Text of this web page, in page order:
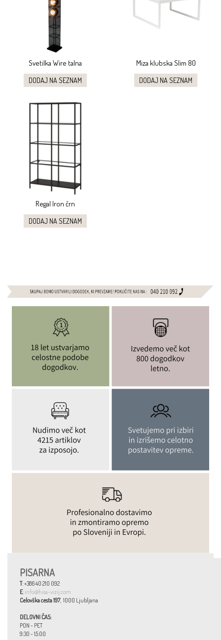
Svetilka Wire talna
DODAJ NA SEZNAM
Miza klubska Slim 80
DODAJ NA SEZNAM
Regal Iron črn
DODAJ NA SEZNAM
PISARNA
T: +386 40 210 092
E: info@hisa-vizij.com
Celovška cesta 197, 1000 Ljubljana
DELOVNI ČAS:
PON - PET
9:30 - 15:00